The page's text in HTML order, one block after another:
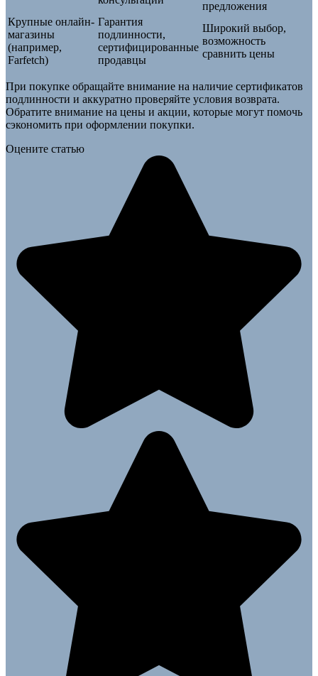
предложения
Крупные онлайн-
магазины
(например,
Farfetch)
Гарантия
подлинности,
сертифицированные
продавцы
Широкий выбор,
возможность
сравнить цены
При покупке обращайте внимание на наличие сертификатов
подлинности и аккуратно проверяйте условия возврата.
Обратите внимание на цены и акции, которые могут помочь
сэкономить при оформлении покупки.
Оцените статью